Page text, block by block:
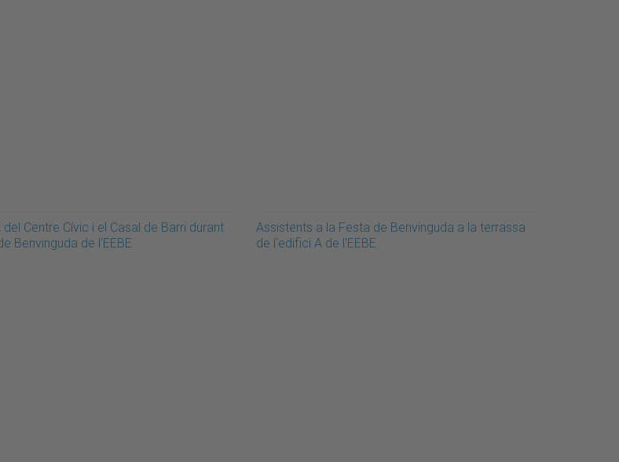
Centre Cívic i el Casal de Barri durant
Benvinguda de l'EEBE
Assistents a la Festa de Benvinguda a la terrassa
de l'edifici A de l'EEBE